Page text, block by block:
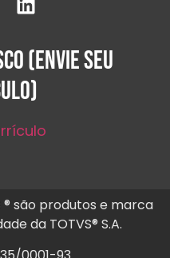
(ENVIE SEU
® são produtos e marca
da TOTVS® S.A.